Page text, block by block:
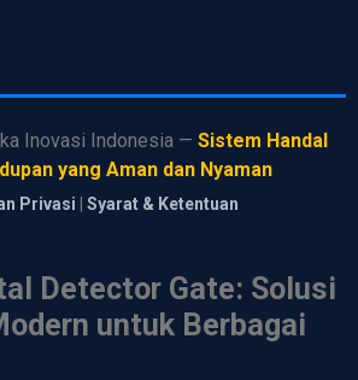
Inovasi Indonesia — Sistem Handal
yang Aman dan Nyaman
Privasi | Syarat & Ketentuan
Detector Gate: Solusi
untuk Berbagai